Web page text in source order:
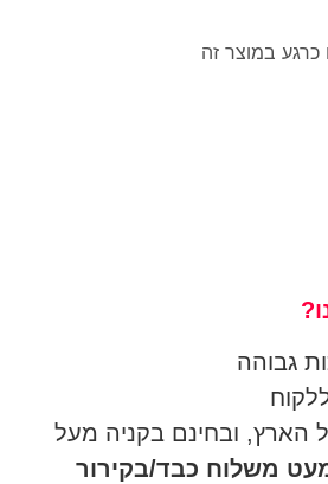
כרגע במוצר זה
גבוהה
הארץ, ובחינם בקניה מעל
משלוח כבד/בקירור